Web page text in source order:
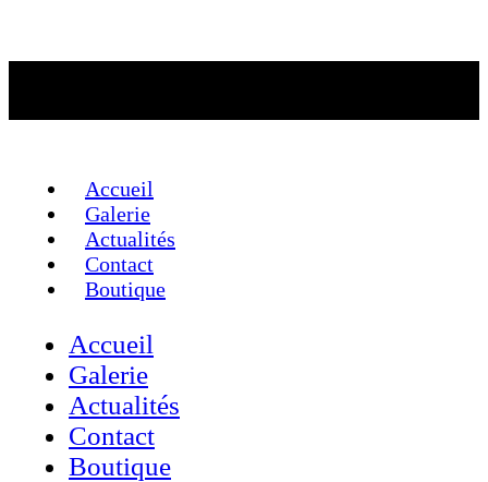
Accueil
Galerie
Actualités
Contact
Boutique
Accueil
Galerie
Actualités
Contact
Boutique